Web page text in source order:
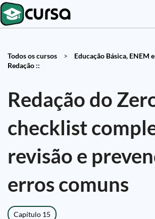
Todos os cursos > Educação Básica, ENEM
Redação ::
Redação do
checklist
revisão e
erros comuns
Capítulo 15